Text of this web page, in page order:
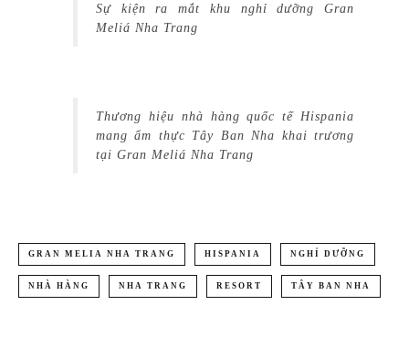
Sự kiện ra mắt khu nghỉ dưỡng Gran
Meliá Nha Trang
Thương hiệu nhà hàng quốc tế Hispania
mang ẩm thực Tây Ban Nha khai trương
tại Gran Meliá Nha Trang
GRAN MELIA NHA TRANG HISPANIA NGHỈ DƯỠNG
NHÀ HÀNG NHA TRANG RESORT TÂY BAN NHA